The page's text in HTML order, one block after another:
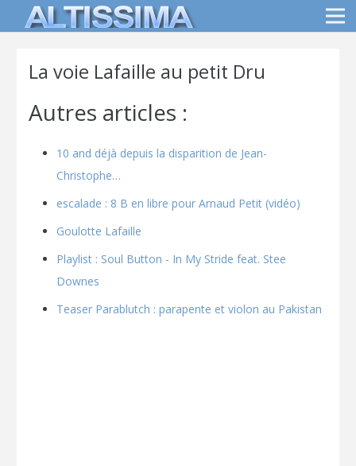
La voie Lafaille au petit Dru
Autres articles :
10 and déjà depuis la disparition de Jean-
Christophe…
escalade : 8 B en libre pour Arnaud Petit (vidéo)
Goulotte Lafaille
Playlist : Soul Button - In My Stride feat. Stee
Downes
Teaser Parablutch : parapente et violon au Pakistan